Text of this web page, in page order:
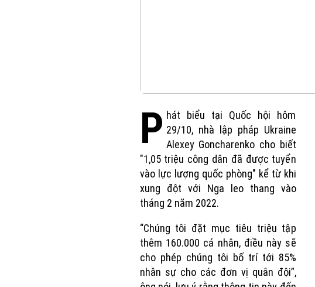
P hát biểu tại Quốc hội hôm
29/10, nhà lập pháp Ukraine
Alexey Goncharenko cho biết
"1,05 triệu công dân đã được tuyển
vào lực lượng quốc phòng" kể từ khi
xung đột với Nga leo thang vào
tháng 2 năm 2022.
“Chúng tôi đặt mục tiêu triệu tập
thêm 160.000 cá nhân, điều này sẽ
cho phép chúng tôi bố trí tới 85%
nhân sự cho các đơn vị quân đội”,